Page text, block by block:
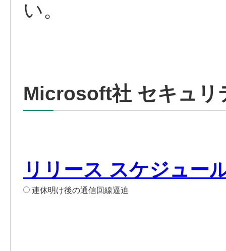
い。
Microsoft社 セキュリ
リリース スケジュー
連休明け後の通信回線逼迫